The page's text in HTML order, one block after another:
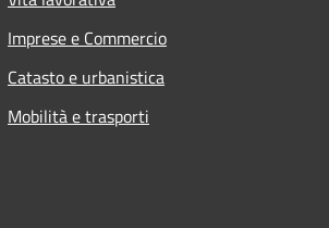
Imprese e Commercio
Catasto e urbanistica
Mobilità e trasporti